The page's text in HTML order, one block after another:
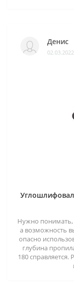
Денис
02.03.2022
Нужно понимать,
а возможность
опасно
глубина
180 справляется.